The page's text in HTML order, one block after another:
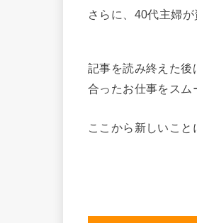
さらに、40代主婦
記事を読み終えた後
合ったお仕事をスム
ここから新しいこ